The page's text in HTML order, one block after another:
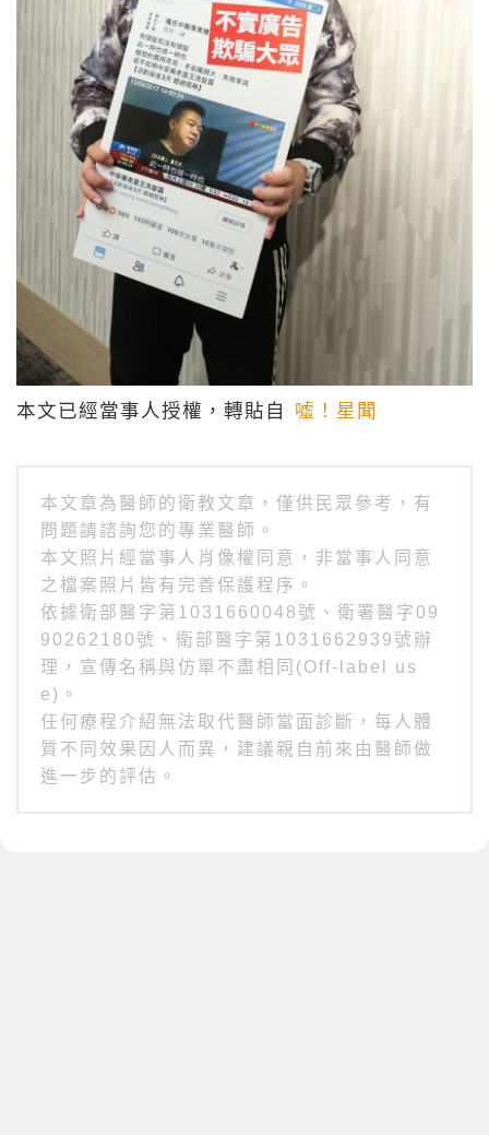
本文已經當事人授權，轉貼自 噓！星聞
本文章為醫師的衛教文章，僅供民眾參考，有
問題請諮詢您的專業醫師。
本文照片經當事人肖像權同意，非當事人同意
之檔案照片皆有完善保護程序。
依據衛部醫字第1031660048號、衛署醫字09
90262180號、衛部醫字第1031662939號辦
理，宣傳名稱與仿單不盡相同(Off-label us
e)。
任何療程介紹無法取代醫師當面診斷，每人體
質不同效果因人而異，建議親自前來由醫師做
進一步的評估。